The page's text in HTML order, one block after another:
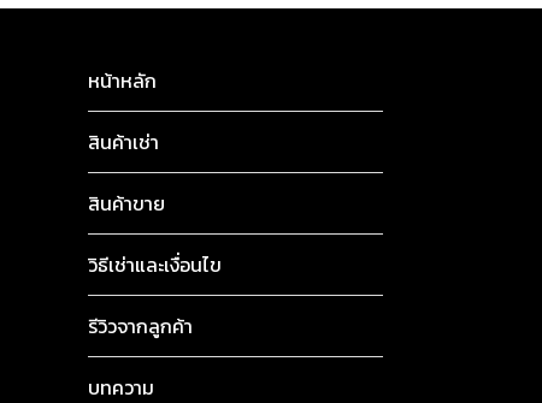
หน้าหลัก
สินค้าเช่า
สินค้าขาย
วิธีเช่าและเงื่อนไข
รีวิวจากลูกค้า
บทความ